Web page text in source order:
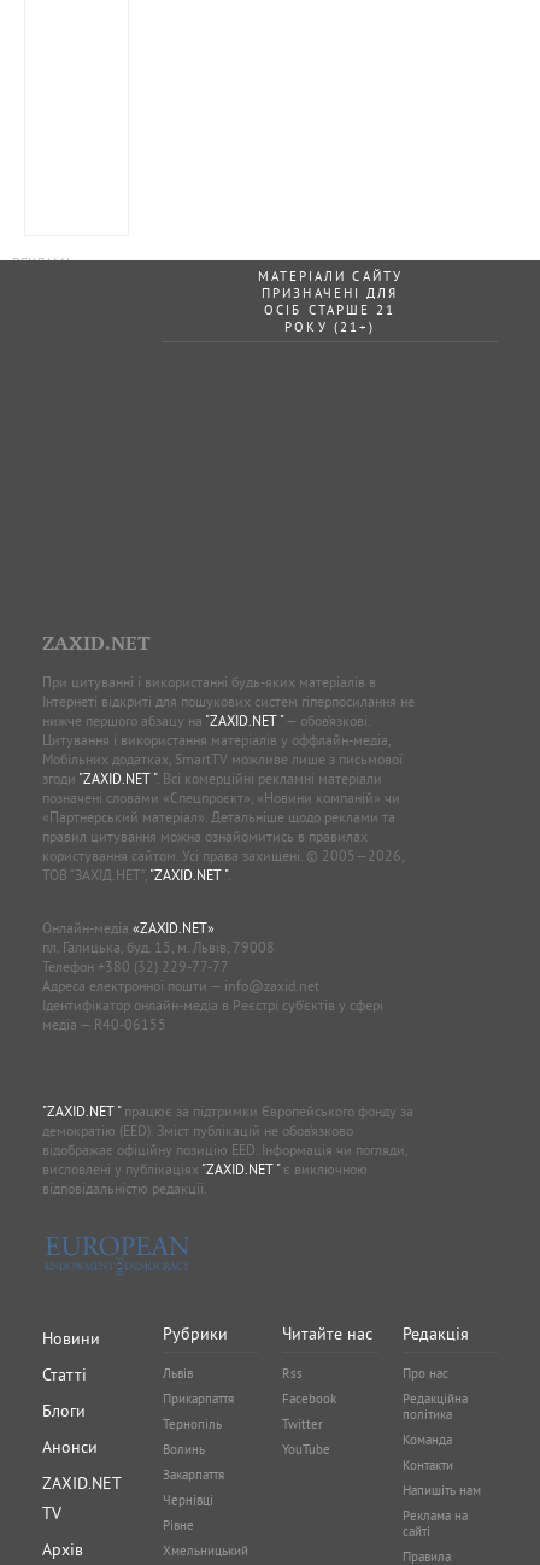
МАТЕРІАЛИ САЙТУ
ПРИЗНАЧЕНІ ДЛЯ
ОСІБ СТАРШЕ 21
РОКУ (21+)
ZAXID.NET
При цитуванні і використанні будь-яких матеріалів в
Інтернеті відкриті для пошукових систем гіперпосилання не
нижче першого абзацу на "ZAXID.NET "— обов’язкові.
Цитування і використання матеріалів у оффлайн-медіа,
Мобільних додатках, SmartTV можливе лише з письмової
згоди "ZAXID.NET ". Всі комерційні рекламні матеріали
позначені словами «Спецпроєкт», «Новини компаній» чи
«Партнерський матеріал». Детальніше щодо реклами та
правил цитування можна ознайомитись в правилах
користування сайтом. Усі права захищені. © 2005—2026,
ТОВ “ЗАХІД.НЕТ”, "ZAXID.NET ".
Онлайн-медіа «ZAXID.NET»
пл. Галицька, буд. 15, м. Львів, 79008
Телефон +380 (32) 229-77-77
Адреса електронної пошти — info@zaxid.net
Ідентифікатор онлайн-медіа в Реєстрі суб'єктів у сфері
медіа — R40-06155
"ZAXID.NET "працює за підтримки Європейського фонду за
демократію (EED). Зміст публікацій не обов’язково
відображає офіційну позицію EED. Інформація чи погляди,
висловлені у публікаціях "ZAXID.NET "є виключною
відповідальністю редакції.
Новини
Статті
Блоги
Анонси
ZAXID.NET
TV
Архів
Рубрики
Львів
Прикарпаття
Тернопіль
Волинь
Закарпаття
Чернівці
Рівне
Хмельницький
Читайте нас
Rss
Facebook
Twitter
YouTube
Редакція
Про нас
Редакційна
політика
Команда
Контакти
Напишіть нам
Реклама на
сайті
Правила